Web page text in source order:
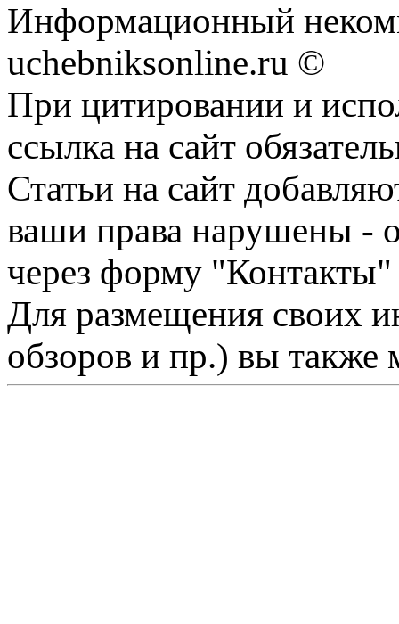
Информационный
uchebniksonline.ru ©
При цитировании и
ссылка на сайт
Статьи на сайт
ваши права нарушены -
через форму "Контакты"
Для размещения своих
обзоров и пр.) вы также